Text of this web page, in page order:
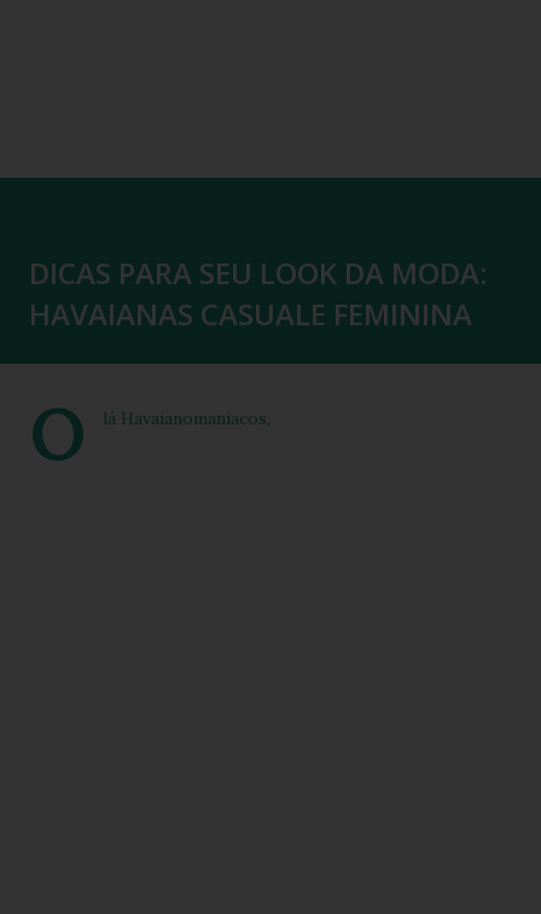
DICAS PARA SEU LOOK DA MODA:
HAVAIANAS CASUALE FEMININA
O lá Havaianomaníacos,